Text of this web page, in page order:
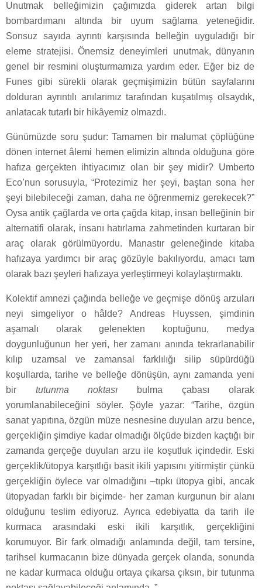
Unutmak belleğimizin çağımızda giderek artan bilgi
bombardımanı altında bir uyum sağlama yeteneğidir.
Sonsuz sayıda ayrıntı karşısında belleğin uyguladığı bir
eleme stratejisi. Önemsiz deneyimleri unutmak, dünyanın
genel bir resmini oluşturmamıza yardım eder. Eğer biz de
Funes gibi sürekli olarak geçmişimizin bütün sayfalarını
dolduran ayrıntılı anılarımız tarafından kuşatılmış olsaydık,
anlatacak tutarlı bir hikâyemiz olmazdı.
Günümüzde soru şudur: Tamamen bir malumat çöplüğüne
dönen internet âlemi hemen elimizin altında olduğuna göre
hafıza gerçekten ihtiyacımız olan bir şey midir? Umberto
Eco’nun sorusuyla, “Protezimiz her şeyi, baştan sona her
şeyi bilebileceği zaman, daha ne öğrenmemiz gerekecek?”
Oysa antik çağlarda ve orta çağda kitap, insan belleğinin bir
alternatifi olarak, insanı hatırlama zahmetinden kurtaran bir
araç olarak görülmüyordu. Manastır geleneğinde kitaba
hafızaya yardımcı bir araç gözüyle bakılıyordu, amacı tam
olarak bazı şeyleri hafızaya yerleştirmeyi kolaylaştırmaktı.
Kolektif amnezi çağında belleğe ve geçmişe dönüş arzuları
neyi simgeliyor o hâlde? Andreas Huyssen, şimdinin
aşamalı olarak gelenekten koptuğunu, medya
doygunluğunun her yeri, her zamanı anında tekrarlanabilir
kılıp uzamsal ve zamansal farklılığı silip süpürdüğü
koşullarda, tarihe ve belleğe dönüşün, aynı zamanda yeni
bir tutunma noktası bulma çabası olarak
yorumlanabileceğini söyler. Şöyle yazar: “Tarihe, özgün
sanat yapıtına, özgün müze nesnesine duyulan arzu bence,
gerçekliğin şimdiye kadar olmadığı ölçüde bizden kaçtığı bir
zamanda gerçeğe duyulan arzu ile koşutluk içindedir. Eski
gerçeklik/ütopya karşıtlığı basit ikili yapısını yitirmiştir çünkü
gerçekliğin öylece var olmadığını –tıpkı ütopya gibi, ancak
ütopyadan farklı bir biçimde- her zaman kurgunun bir alanı
olduğunu teslim ediyoruz. Ayrıca edebiyatta da tarih ile
kurmaca arasındaki eski ikili karşıtlık, gerçekliğini
korumuyor. Bir fark olmadığı anlamında değil, tam tersine,
tarihsel kurmacanın bize dünyada gerçek olanda, sonunda
ne kadar kurmaca olduğu ortaya çıkarsa çıksın, bir tutunma